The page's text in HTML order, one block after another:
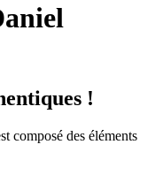
!
composé des éléments